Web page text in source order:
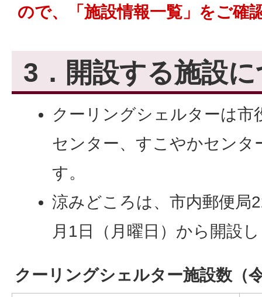
ので、「施設情報一覧」をご確
3．開設する施設
クーリングシェルターは市
センター、すこやかセンタ
す。
涼みどころは、市内郵便局
月1日（月曜日）から開設
クーリングシェルター施設数（